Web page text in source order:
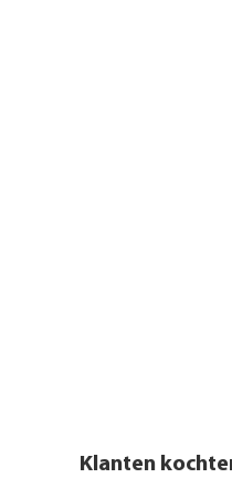
Klanten